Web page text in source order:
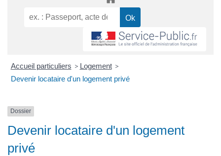
Accueil particuliers > Logement >
Devenir locataire d'un logement privé
Dossier
Devenir locataire d'un logement
privé